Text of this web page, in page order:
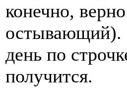
конечно,
остывающий).
день по
получится.